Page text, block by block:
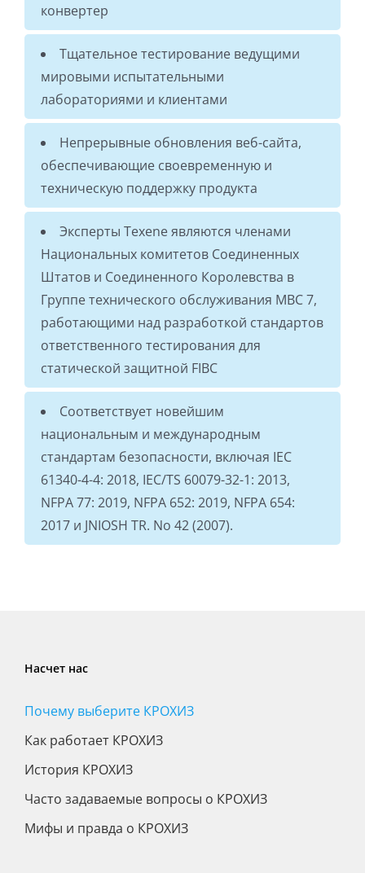
конвертер
Тщательное тестирование ведущими
мировыми испытательными
лабораториями и клиентами
Непрерывные обновления веб-сайта,
обеспечивающие своевременную и
техническую поддержку продукта
Эксперты Texene являются членами
Национальных комитетов Соединенных
Штатов и Соединенного Королевства в
Группе технического обслуживания МВС 7,
работающими над разработкой стандартов
ответственного тестирования для
статической защитной FIBC
Соответствует новейшим
национальным и международным
стандартам безопасности, включая IEC
61340-4-4: 2018, IEC/TS 60079-32-1: 2013,
NFPA 77: 2019, NFPA 652: 2019, NFPA 654:
2017 и JNIOSH TR. No 42 (2007).
Насчет нас
Почему выберите КРОХИЗ
Как работает КРОХИЗ
История КРОХИЗ
Часто задаваемые вопросы о КРОХИЗ
Мифы и правда о КРОХИЗ